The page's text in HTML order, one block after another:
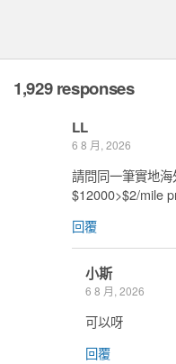
1,929 responses
LL
6 8 月, 2026
請問同一筆實地
$12000>$2/mile
回覆
小斯
6 8 月, 2026
可以呀
回覆